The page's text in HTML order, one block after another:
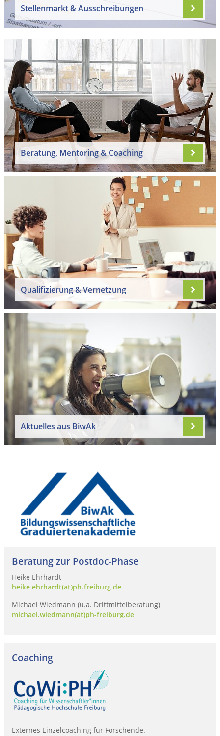
Stellenmarkt & Ausschreibungen
Beratung, Mentoring & Coaching
Qualifizierung & Vernetzung
Aktuelles aus BiwAk
Beratung zur Postdoc-Phase
Heike Ehrhardt
heike.ehrhardt(at)ph-freiburg.de
Michael Wiedmann (u.a. Drittmittelberatung)
michael.wiedmann(at)ph-freiburg.de
Coaching
Externes Einzelcoaching für Forschende.